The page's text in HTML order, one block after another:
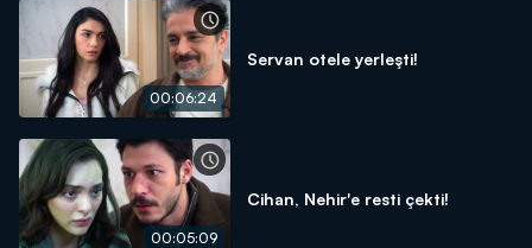
00:06:24
Servan otele yerleşti!
00:05:09
Cihan, Nehir'e resti çekti!